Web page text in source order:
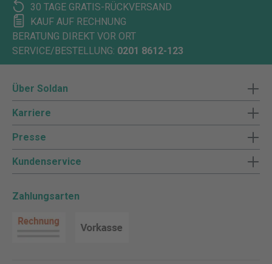
30 TAGE GRATIS-RÜCKVERSAND
KAUF AUF RECHNUNG
BERATUNG DIREKT VOR ORT
SERVICE/BESTELLUNG: 0201 8612-123
Über Soldan
Karriere
Presse
Kundenservice
Zahlungsarten